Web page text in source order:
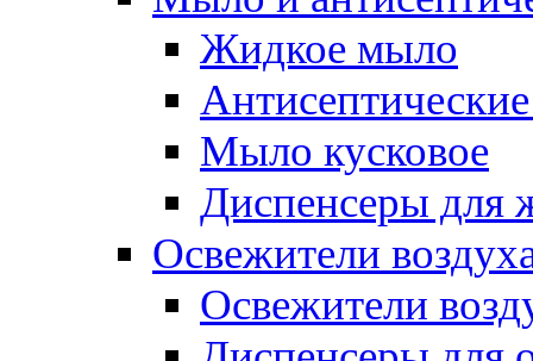
Жидкое мыло
Мыло кусковое
Диспенсеры для
Освежители
Освежители